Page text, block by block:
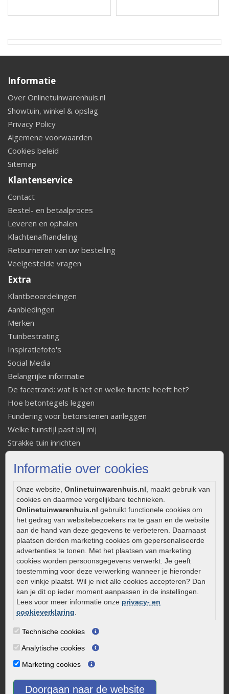
Informatie over cookies
Onze website, Onlinetuinwarenhuis.nl , maakt gebruik van
cookies en daarmee vergelijkbare technieken.
Onlinetuinwarenhuis.nl gebruikt functionele cookies om
het gedrag van websitebezoekers na te gaan en de website
aan de hand van deze gegevens te verbeteren. Daarnaast
plaatsen derden marketing cookies om gepersonaliseerde
advertenties te tonen. Met het plaatsen van marketing
cookies worden persoonsgegevens verwerkt. Je geeft
toestemming voor deze verwerking wanneer je hieronder
een vinkje plaatst. Wil je niet alle cookies accepteren? Dan
kan je dit op ieder moment aanpassen in de instellingen.
Lees voor meer informatie onze privacy- en
cookieverklaring
Technische cookies
Analytische cookies
Marketing cookies
Doorgaan naar de website
Informatie
Over Onlinetuinwarenhuis.nl
Showtuin, winkel & opslag
Privacy Policy
Algemene voorwaarden
Cookies beleid
Sitemap
Klantenservice
Contact
Bestel- en betaalproces
Leveren en ophalen
Klachtenafhandeling
Retourneren van uw bestelling
Veelgestelde vragen
Extra
Klantbeoordelingen
Aanbiedingen
Merken
Tuinbestrating
Inspiratiefoto's
Social Media
Belangrijke informatie
De facetrand: wat is het en welke functie heeft het?
Hoe betontegels leggen
Fundering voor betonstenen aanleggen
Welke tuinstijl past bij mij
Strakke tuin inrichten
Onderhoud van gebakken bestrating
Zelf een terras aanleggen
Kleine stadstuin inrichten
0320 – 219170
Kaapstanderweg 41
8243 RB Lelystad
info@onlinetuinwarenhuis.nl
Routebeschrijving
Openingstijden
Maandag
Dinsdag
Woensdag
Donderdag
Vrijdag
Zaterdag
08:00 - 15.00